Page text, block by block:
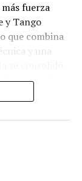
fuerza
y Tango
que combina
y una
en el
desde los
electrónicas.
teatrales,
el amor, la